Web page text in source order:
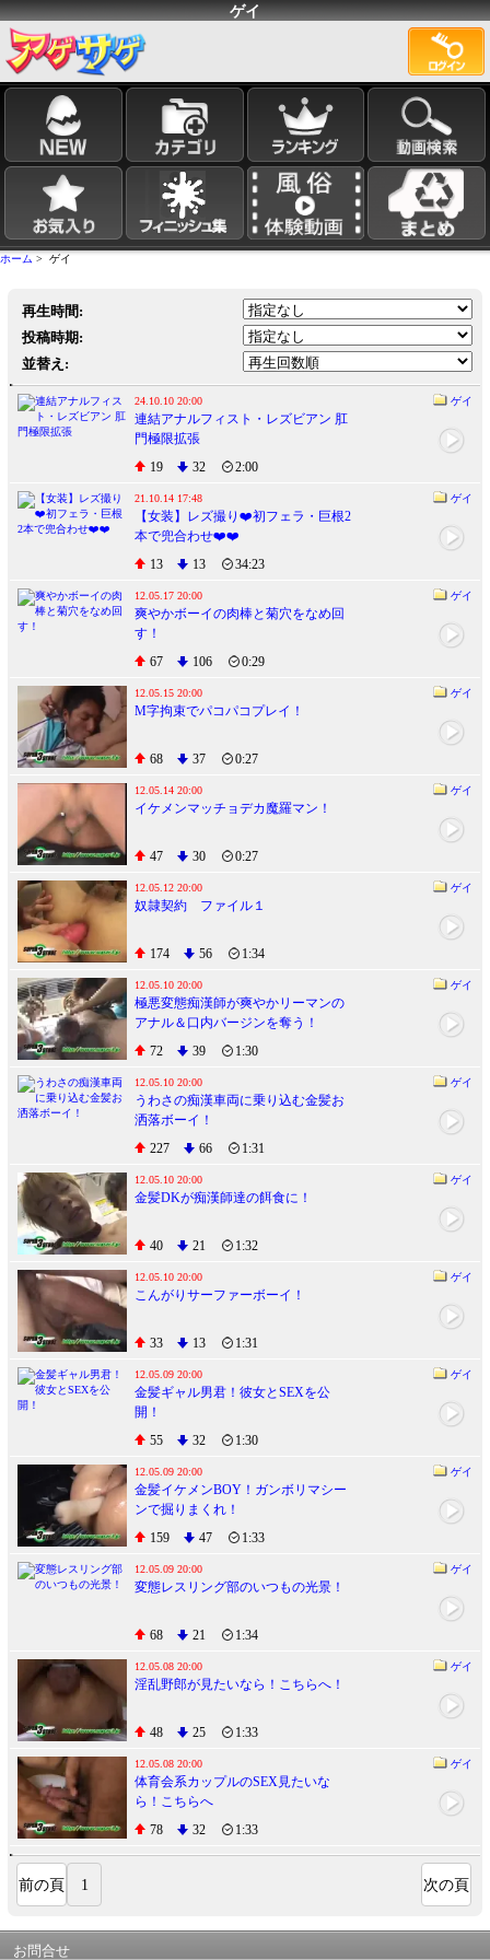
ゲイ
ホーム > ゲイ
再生時間:
投稿時期:
並替え:
24.10.10 20:00 ゲイ
連結アナルフィスト・レズビアン 肛
門極限拡張
19
32 2:00
21.10.14 17:48 ゲイ
【女装】レズ撮り❤️初フェラ・巨根2
本で兜合わせ❤️❤️
13
13 34:23
12.05.17 20:00 ゲイ
爽やかボーイの肉棒と菊穴をなめ回
す！
67
106 0:29
12.05.15 20:00 ゲイ
M字拘束でパコパコプレイ！
68 37 0:27
12.05.14 20:00 ゲイ
イケメンマッチョデカ魔羅マン！
47 30 0:27
12.05.12 20:00 ゲイ
奴隷契約 ファイル１
174 56 1:34
12.05.10 20:00 ゲイ
極悪変態痴漢師が爽やかリーマンの
アナル＆口内バージンを奪う！
72
39 1:30
12.05.10 20:00 ゲイ
うわさの痴漢車両に乗り込む金髪お
洒落ボーイ！
227
66 1:31
12.05.10 20:00 ゲイ
金髪DKが痴漢師達の餌食に！
40 21 1:32
12.05.10 20:00 ゲイ
こんがりサーファーボーイ！
33 13 1:31
12.05.09 20:00 ゲイ
金髪ギャル男君！彼女とSEXを公
開！
55
32 1:30
12.05.09 20:00 ゲイ
金髪イケメンBOY！ガンボリマシー
ンで掘りまくれ！
159
47 1:33
12.05.09 20:00 ゲイ
変態レスリング部のいつもの光景！
68 21 1:34
12.05.08 20:00 ゲイ
淫乱野郎が見たいなら！こちらへ！
48 25 1:33
12.05.08 20:00 ゲイ
体育会系カップルのSEX見たいな
ら！こちらへ
78
32 1:33
前の頁 1 次の頁
お問合せ